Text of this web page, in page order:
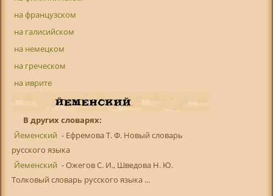
на французском
на галисийском
на немецком
на греческом
на иврите
В других словарях:
Йеменский - Ефремова Т. Ф. Новый словарь
русского языка
Йеменский - Ожегов С. И., Шведова Н. Ю.
Толковый словарь русского языка ...